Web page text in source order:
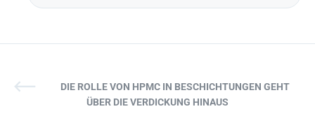
DIE ROLLE VON HPMC IN BESCHICHTUNGEN GEHT
ÜBER DIE VERDICKUNG HINAUS